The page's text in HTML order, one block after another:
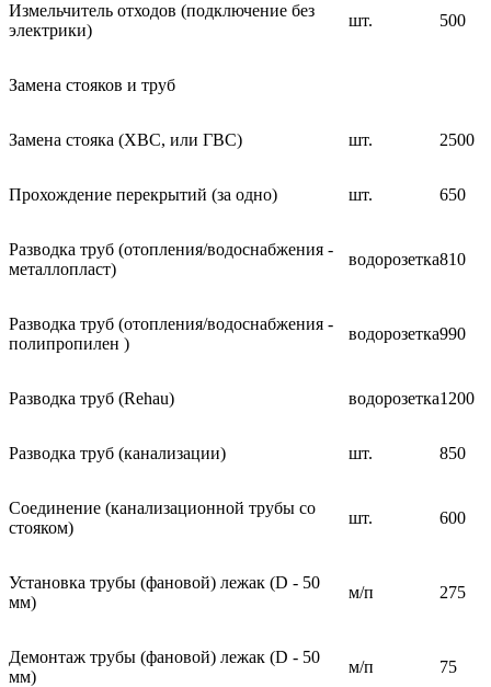
Измельчитель отходов (подключение без
электрики)
шт. 500
Замена стояков и труб
Замена стояка (ХВС, или ГВС) шт. 2500
Прохождение перекрытий (за одно) шт. 650
Разводка труб (отопления/водоснабжения -
металлопласт)
водорозетка810
Разводка труб (отопления/водоснабжения -
полипропилен )
водорозетка990
Разводка труб (Rehau) водорозетка1200
Разводка труб (канализации) шт. 850
Соединение (канализационной трубы со
стояком)
шт. 600
Установка трубы (фановой) лежак (D - 50
мм)
м/п 275
Демонтаж трубы (фановой) лежак (D - 50
мм)
м/п 75